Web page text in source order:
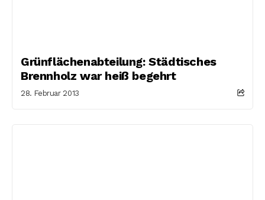
Grünflächenabteilung: Städtisches
Brennholz war heiß begehrt
28. Februar 2013